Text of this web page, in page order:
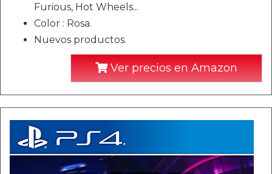
Furious, Hot Wheels...
Color : Rosa.
Nuevos productos.
Ver precios en Amazon